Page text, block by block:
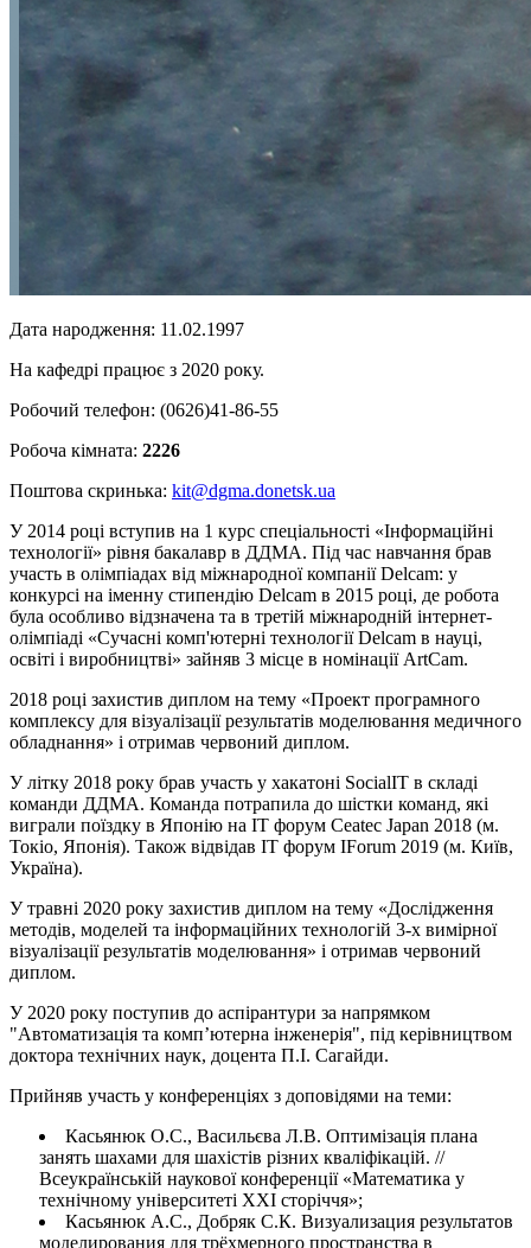
Дата народження: 11.02.1997
На кафедрі працює з 2020 року.
Робочий телефон: (0626)41-86-55
Робоча кімната: 2226
Поштова скринька: kit@dgma.donetsk.ua
У 2014 році вступив на 1 курс спеціальності «Інформаційні
технології» рівня бакалавр в ДДМА. Під час навчання брав
участь в олімпіадах від міжнародної компанії Delcam: у
конкурсі на іменну стипендію Delcam в 2015 році, де робота
була особливо відзначена та в третій міжнародній інтернет-
олімпіаді «Сучасні комп'ютерні технології Delcam в науці,
освіті і виробництві» зайняв 3 місце в номінації ArtCam.
2018 році захистив диплом на тему «Проект програмного
комплексу для візуалізації результатів моделювання медичного
обладнання» і отримав червоний диплом.
У літку 2018 року брав участь у хакатоні SocialIT в складі
команди ДДМА. Команда потрапила до шістки команд, які
виграли поїздку в Японію на IT форум Ceatec Japan 2018 (м.
Токіо, Японія). Також відвідав ІТ форум IForum 2019 (м. Київ,
Україна).
У травні 2020 року захистив диплом на тему «Дослідження
методів, моделей та інформаційних технологій 3-х вимірної
візуалізації результатів моделювання» і отримав червоний
диплом.
У 2020 року поступив до аспірантури за напрямком
"Автоматизація та комп’ютерна інженерія", під керівництвом
доктора технічних наук, доцента П.І. Сагайди.
Прийняв участь у конференціях з доповідями на теми:
Касьянюк О.С., Васильєва Л.В. Оптимізація плана
занять шахами для шахістів різних кваліфікацій. //
Всеукраїнській наукової конференції «Математика у
технічному університеті XXI сторіччя»;
Касьянюк А.С., Добряк С.К. Визуализация результатов
моделирования для трёхмерного пространства в